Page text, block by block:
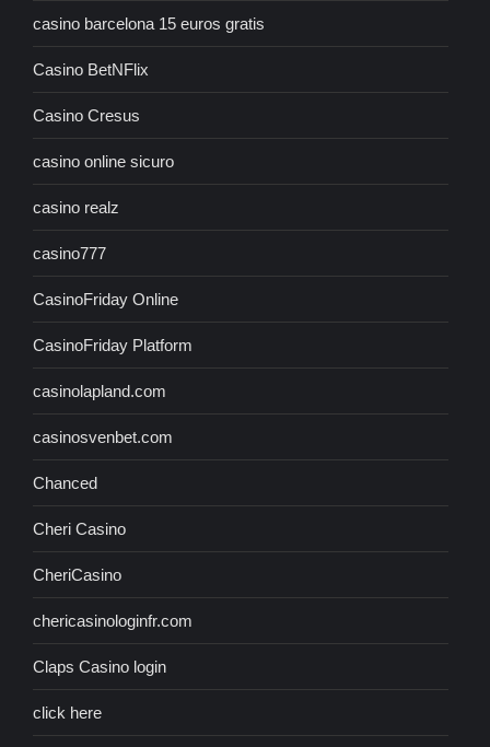
casino barcelona 15 euros gratis
Casino BetNFlix
Casino Cresus
casino online sicuro
casino realz
casino777
CasinoFriday Online
CasinoFriday Platform
casinolapland.com
casinosvenbet.com
Chanced
Cheri Casino
CheriCasino
chericasinologinfr.com
Claps Casino login
click here